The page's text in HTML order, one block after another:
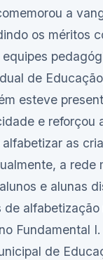
a
os méritos
de
esteve
e reforçou
as
a rede
e alunas
alfabetização
Fundamental I.
de